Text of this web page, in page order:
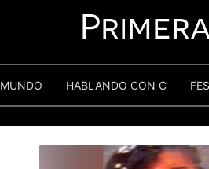
MUNDO HABLANDO CON C